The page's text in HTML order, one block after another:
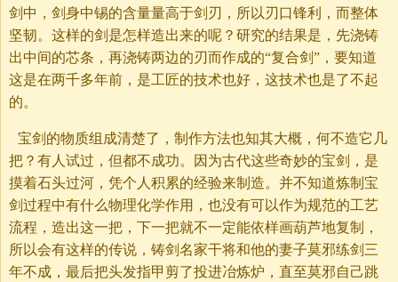
剑中，剑身中锡的含量量高于剑刃，所以刃口锋利，而整体
坚韧。这样的剑是怎样造出来的呢？研究的结果是，先浇铸
出中间的芯条，再浇铸两边的刃而作成的“复合剑”，要知道
这是在两千多年前，是工匠的技术也好，这技术也是了不起
的。
宝剑的物质组成清楚了，制作方法也知其大概，何不造它几
把？有人试过，但都不成功。因为古代这些奇妙的宝剑，是
摸着石头过河，凭个人积累的经验来制造。并不知道炼制宝
剑过程中有什么物理化学作用，也没有可以作为规范的工艺
流程，造出这一把，下一把就不一定能依样画葫芦地复制，
所以会有这样的传说，铸剑名家干将和他的妻子莫邪练剑三
年不成，最后把头发指甲剪了投进冶炼炉，直至莫邪自己跳